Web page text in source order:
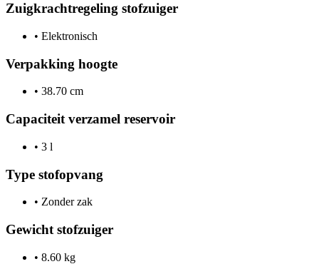
Zuigkrachtregeling stofzuiger
• Elektronisch
Verpakking hoogte
• 38.70 cm
Capaciteit verzamel reservoir
• 3 l
Type stofopvang
• Zonder zak
Gewicht stofzuiger
• 8.60 kg